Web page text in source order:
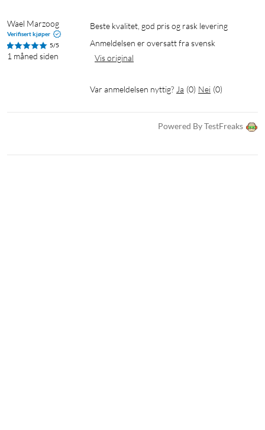
Beskyttelse: IP54, Corning Gorilla Glass Victus
Mål: 164,4 × 77,9 × 7,5 mm
Vekt: 192 g
1 × USB-C-kabel
Wael Marzoog
Verifisert kjøper
5/5
1 måned siden
Beste kvalitet, god pris og rask levering
Anmeldelsen er oversatt fra svensk
Vis original
Var anmeldelsen nyttig? Ja (0) Nei (0)
Powered By TestFreaks